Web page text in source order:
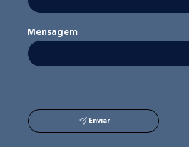
Mensagem
Enviar